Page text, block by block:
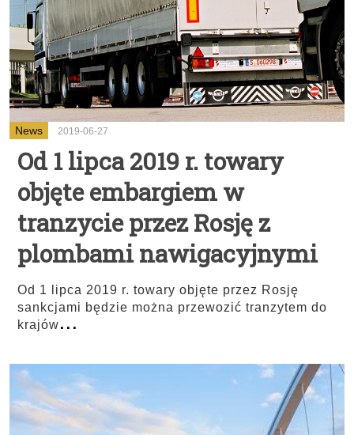
News 2019-06-27
Od 1 lipca 2019 r. towary
objęte embargiem w
tranzycie przez Rosję z
plombami nawigacyjnymi
Od 1 lipca 2019 r. towary objęte przez Rosję
sankcjami będzie można przewozić tranzytem do
krajów...